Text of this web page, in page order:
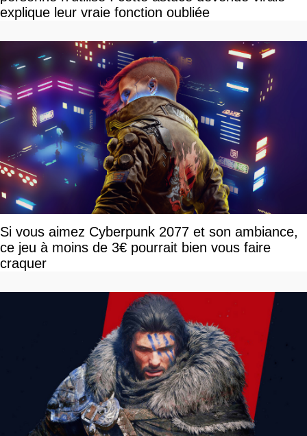
explique leur vraie fonction oubliée
Si vous aimez Cyberpunk 2077 et son ambiance,
ce jeu à moins de 3€ pourrait bien vous faire
craquer